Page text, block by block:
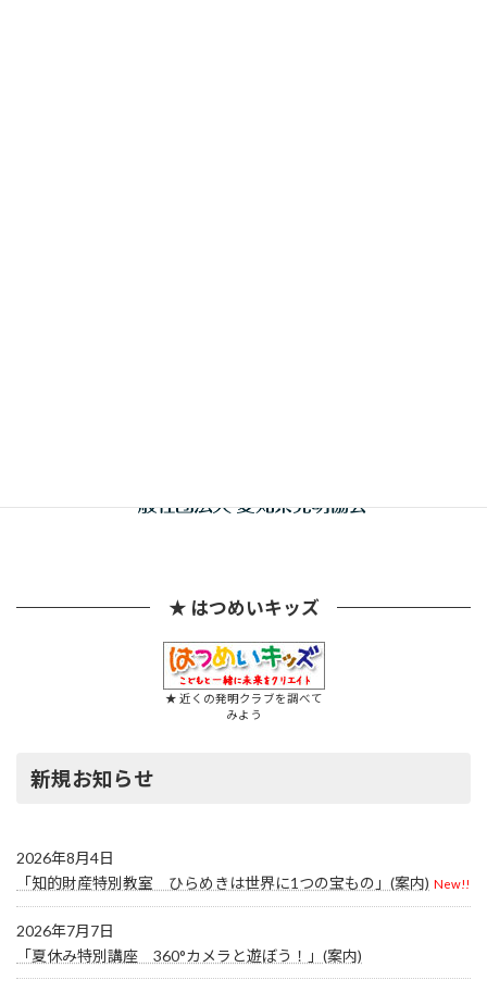
★ はつめいキッズ
★ 近くの発明クラブを調べて
みよう
新規お知らせ
2026年8月4日
「知的財産特別教室 ひらめきは世界に1つの宝もの」(案内) New!!
2026年7月7日
「夏休み特別講座 360°カメラと遊ぼう！」(案内)